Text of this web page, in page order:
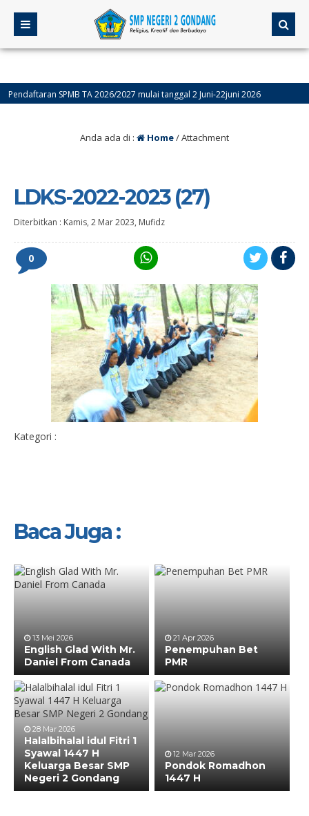
SPMB TA 2026/2027 mulai tanggal 2 Juni-22juni 2026
Anda ada di : Home/ Attachment
LDKS-2022-2023 (27)
Diterbitkan : Kamis, 2 Mar 2023, Mufidz
0
Kategori :
Baca Juga :
13 Mei 2026
English Glad With Mr.
Daniel From Canada
21 Apr 2026
Penempuhan Bet
PMR
28 Mar 2026
Halalbihalal idul Fitri 1
Syawal 1447 H
Keluarga Besar SMP
Negeri 2 Gondang
12 Mar 2026
Pondok Romadhon
1447 H